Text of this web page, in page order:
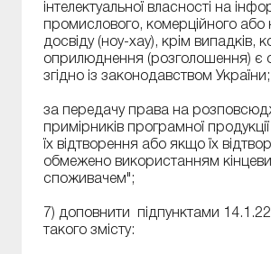
інтелектуальної власності на
промислового, комерційного або
досвіду (ноу-хау), крім випадків,
оприлюднення (розголошення) є
згідно із законодавством України;
за передачу права на
примірників програмної
їх відтворення або якщо їх
обмежено використанням
споживачем";
7) доповнити підпунктами
такого змісту: